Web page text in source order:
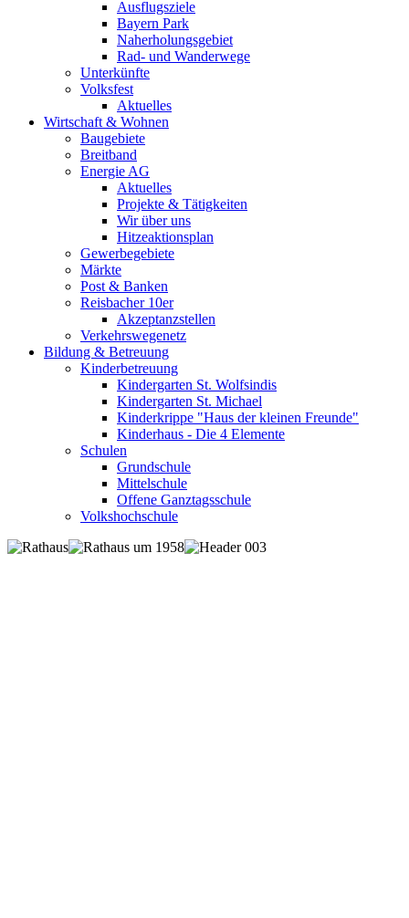
Ausflugsziele
Bayern Park
Naherholungsgebiet
Rad- und Wanderwege
Unterkünfte
Volksfest
Aktuelles
Wirtschaft & Wohnen
Baugebiete
Breitband
Energie AG
Aktuelles
Projekte & Tätigkeiten
Wir über uns
Hitzeaktionsplan
Gewerbegebiete
Märkte
Post & Banken
Reisbacher 10er
Akzeptanzstellen
Verkehrswegenetz
Bildung & Betreuung
Kinderbetreuung
Kindergarten St. Wolfsindis
Kindergarten St. Michael
Kinderkrippe "Haus der kleinen Freunde"
Kinderhaus - Die 4 Elemente
Schulen
Grundschule
Mittelschule
Offene Ganztagsschule
Volkshochschule